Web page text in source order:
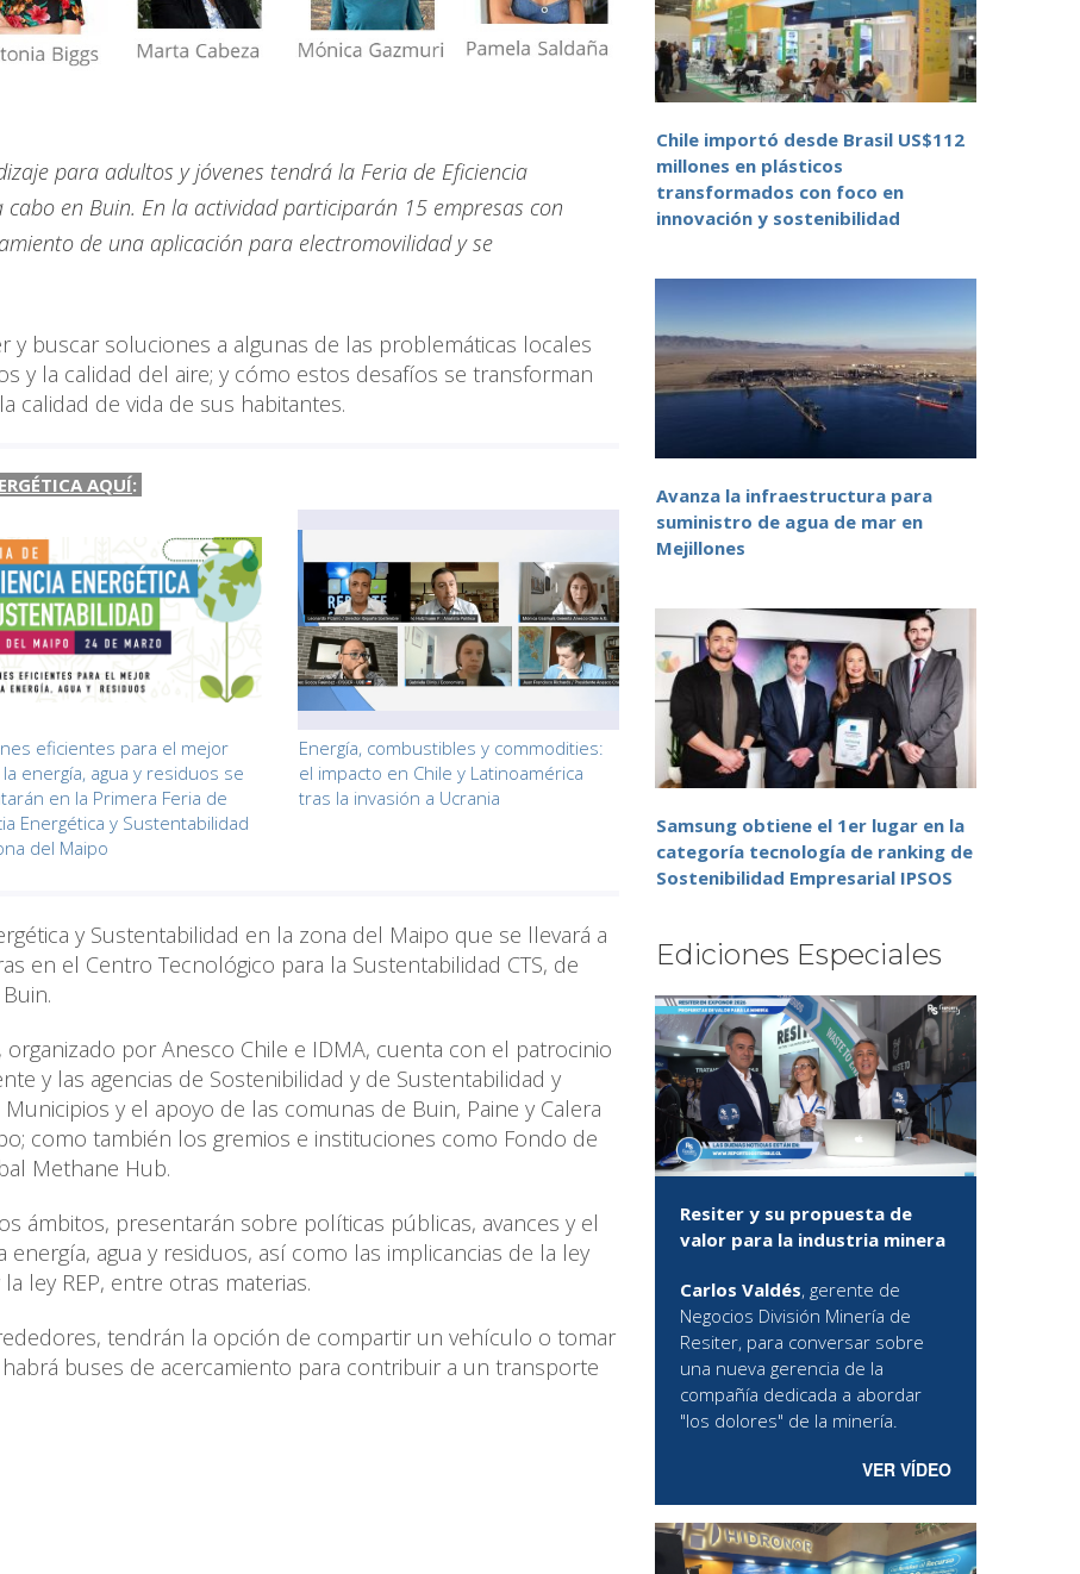
para adultos y jóvenes tendrá la Feria de Eficiencia
en Buin. En la actividad participarán 15 empresas con
de una aplicación para electromovilidad y se
y buscar soluciones a algunas de las problemáticas locales
y la calidad del aire; y cómo estos desafíos se transforman
calidad de vida de sus habitantes.
AQUÍ:
eficientes para el mejor
energía, agua y residuos se
en la Primera Feria de
Energética y Sustentabilidad
del Maipo
Energía, combustibles y commodities:
el impacto en Chile y Latinoamérica
tras la invasión a Ucrania
y Sustentabilidad en la zona del Maipo que se llevará a
en el Centro Tecnológico para la Sustentabilidad CTS, de
por Anesco Chile e IDMA, cuenta con el patrocinio
y las agencias de Sostenibilidad y de Sustentabilidad y
y el apoyo de las comunas de Buin, Paine y Calera
como también los gremios e instituciones como Fondo de
Methane Hub.
ámbitos, presentarán sobre políticas públicas, avances y el
agua y residuos, así como las implicancias de la ley
ley REP, entre otras materias.
tendrán la opción de compartir un vehículo o tomar
buses de acercamiento para contribuir a un transporte
Chile importó desde Brasil US$112
millones en plásticos
transformados con foco en
innovación y sostenibilidad
Avanza la infraestructura para
suministro de agua de mar en
Mejillones
Samsung obtiene el 1er lugar en la
categoría tecnología de ranking de
Sostenibilidad Empresarial IPSOS
Ediciones Especiales
Resiter y su propuesta de
valor para la industria minera
Carlos Valdés, gerente de
Negocios División Minería de
Resiter, para conversar sobre
una nueva gerencia de la
compañía dedicada a abordar
"los dolores" de la minería.
VER VÍDEO